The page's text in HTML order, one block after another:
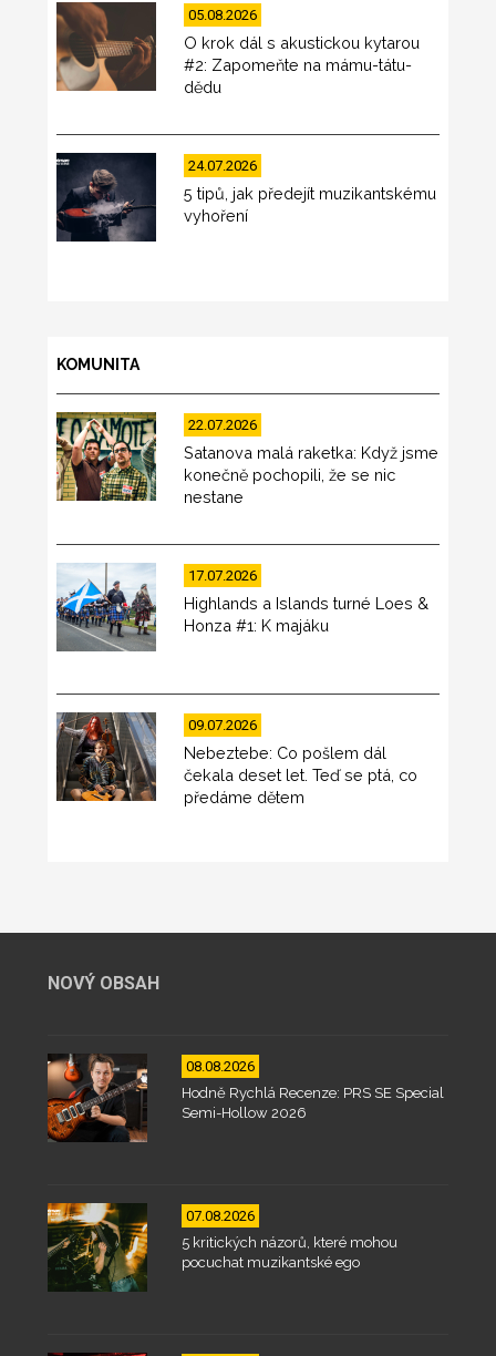
05.08.2026
O krok dál s akustickou kytarou
#2: Zapomeňte na mámu-tátu-
dědu
24.07.2026
5 tipů, jak předejít muzikantskému
vyhoření
KOMUNITA
22.07.2026
Satanova malá raketka: Když jsme
konečně pochopili, že se nic
nestane
17.07.2026
Highlands a Islands turné Loes &
Honza #1: K majáku
09.07.2026
Nebeztebe: Co pošlem dál
čekala deset let. Teď se ptá, co
předáme dětem
NOVÝ OBSAH
08.08.2026
Hodně Rychlá Recenze: PRS SE Special
Semi-Hollow 2026
07.08.2026
5 kritických názorů, které mohou
pocuchat muzikantské ego